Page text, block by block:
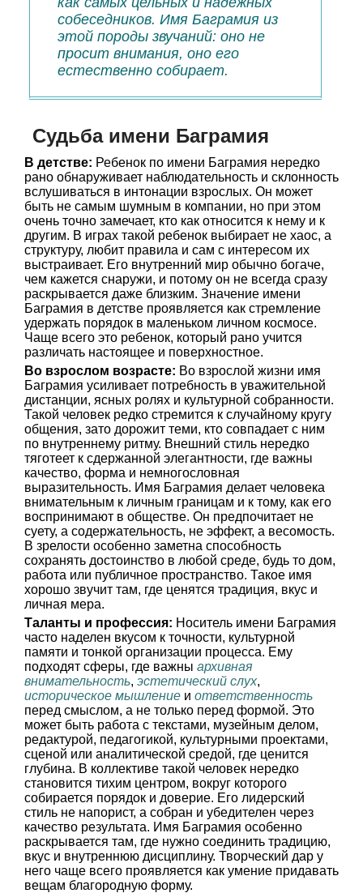
собеседников. Имя Баграмия из
этой породы звучаний: оно не
просит внимания, оно его
естественно собирает.
Судьба имени Баграмия
В детстве: Ребенок по имени Баграмия нередко
рано обнаруживает наблюдательность и склонность
вслушиваться в интонации взрослых. Он может
быть не самым шумным в компании, но при этом
очень точно замечает, кто как относится к нему и к
другим. В играх такой ребенок выбирает не хаос, а
структуру, любит правила и сам с интересом их
выстраивает. Его внутренний мир обычно богаче,
чем кажется снаружи, и потому он не всегда сразу
раскрывается даже близким. Значение имени
Баграмия в детстве проявляется как стремление
удержать порядок в маленьком личном космосе.
Чаще всего это ребенок, который рано учится
различать настоящее и поверхностное.
Во взрослом возрасте: Во взрослой жизни имя
Баграмия усиливает потребность в уважительной
дистанции, ясных ролях и культурной собранности.
Такой человек редко стремится к случайному кругу
общения, зато дорожит теми, кто совпадает с ним
по внутреннему ритму. Внешний стиль нередко
тяготеет к сдержанной элегантности, где важны
качество, форма и немногословная
выразительность. Имя Баграмия делает человека
внимательным к личным границам и к тому, как его
воспринимают в обществе. Он предпочитает не
суету, а содержательность, не эффект, а весомость.
В зрелости особенно заметна способность
сохранять достоинство в любой среде, будь то дом,
работа или публичное пространство. Такое имя
хорошо звучит там, где ценятся традиция, вкус и
личная мера.
Таланты и профессия: Носитель имени Баграмия
часто наделен вкусом к точности, культурной
памяти и тонкой организации процесса. Ему
подходят сферы, где важны архивная
внимательность, эстетический слух,
историческое мышление и ответственность
перед смыслом, а не только перед формой. Это
может быть работа с текстами, музейным делом,
редактурой, педагогикой, культурными проектами,
сценой или аналитической средой, где ценится
глубина. В коллективе такой человек нередко
становится тихим центром, вокруг которого
собирается порядок и доверие. Его лидерский
стиль не напорист, а собран и убедителен через
качество результата. Имя Баграмия особенно
раскрывается там, где нужно соединить традицию,
вкус и внутреннюю дисциплину. Творческий дар у
него чаще всего проявляется как умение придавать
вещам благородную форму.